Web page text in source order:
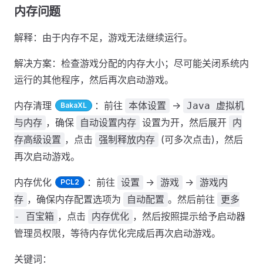
内存问题
解释：由于内存不足，游戏无法继续运行。
解决方案：检查游戏分配的内存大小；尽可能关闭系统内
运行的其他程序，然后再次启动游戏。
内存清理 BakaXL ：前往 本体设置 -> Java 虚拟机
与内存 ，确保 自动设置内存 设置为开，然后展开 内
存高级设置 ，点击 强制释放内存 (可多次点击)，然后
再次启动游戏。
内存优化 PCL2 ：前往 设置 -> 游戏 -> 游戏内
存 ，确保内存配置选项为 自动配置 。然后前往
更多
- 百宝箱 ，点击 内存优化 ，然后按照提示给予启动器
管理员权限，等待内存优化完成后再次启动游戏。
关键词：